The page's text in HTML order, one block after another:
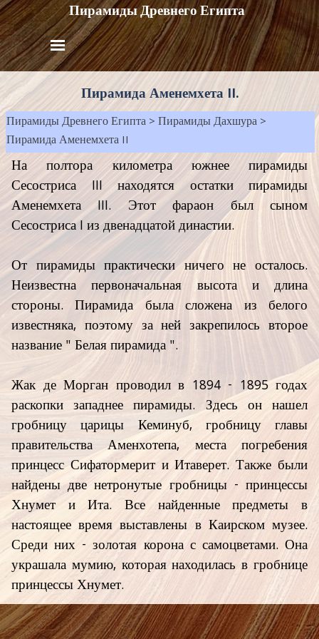
Пирамиды Древнего Египта
Пирамида Аменемхета II.
Пирамиды Древнего Египта>Пирамиды Дахшура>
Пирамида Аменемхета II
На полтора километра южнее пирамиды
Сесостриса III находятся остатки пирамиды
Аменемхета III. Этот фараон был сыном
Сесостриса I из двенадцатой династии.
От пирамиды практически ничего не осталось.
Неизвестна первоначальная высота и длина
стороны. Пирамида была сложена из белого
известняка, поэтому за ней закрепилось второе
название " Белая пирамида ".
Жак де Морган проводил в 1894 - 1895 годах
раскопки западнее пирамиды. Здесь он нашел
гробницу царицы Кеминуб, гробницу главы
правительства Аменхотепа, места погребения
принцесс Сифатормерит и Итаверет. Также были
найдены две нетронутые гробницы - принцессы
Хнумет и Ита. Все найденные предметы в
настоящее время выставлены в Каирском музее.
Среди них - золотая корона с самоцветами. Она
украшала мумию, которая находилась в гробнице
принцессы Хнумет.